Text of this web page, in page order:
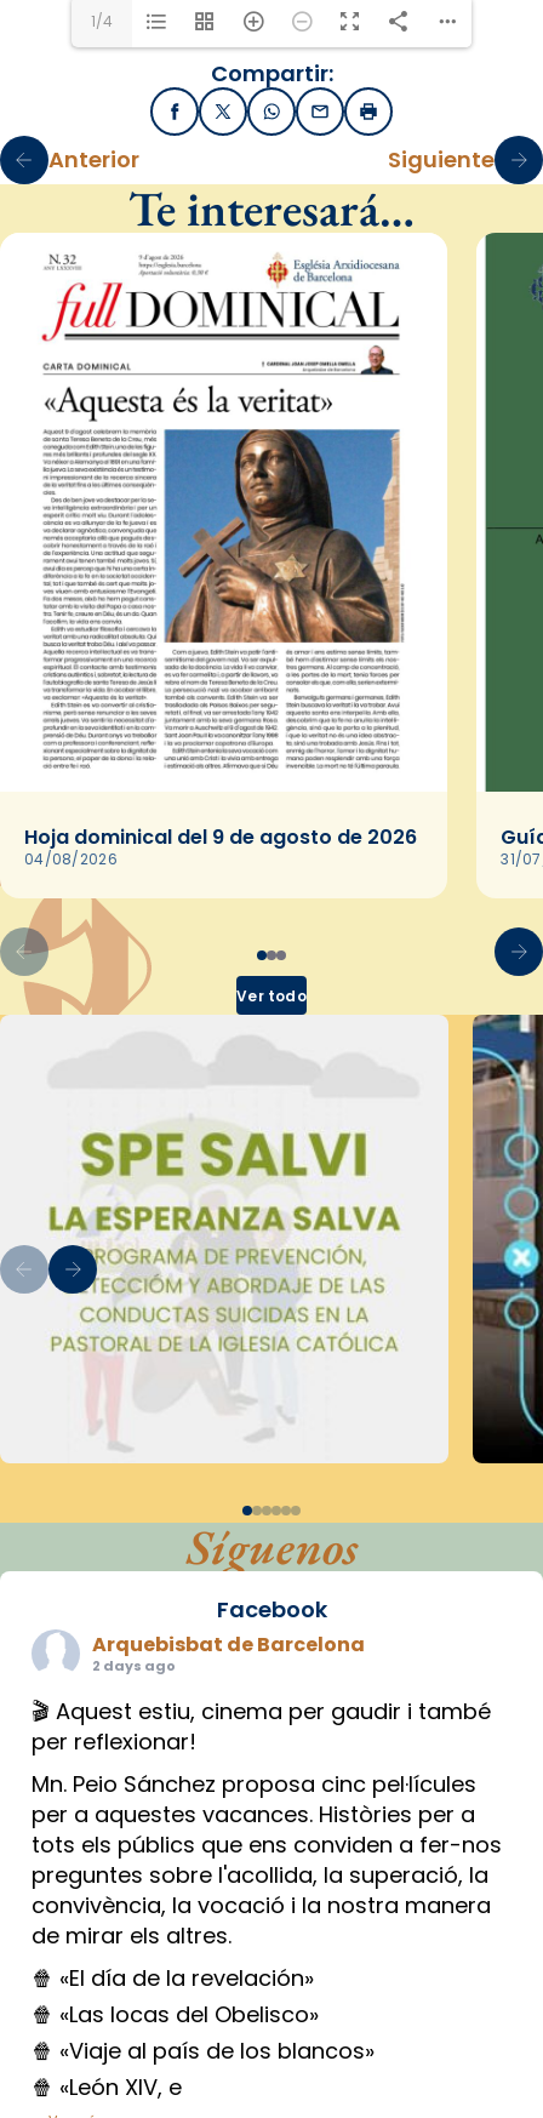
1/4
Compartir:
FacebookX / TwitterWhatsApp
EmailImprimir
Anterior Siguiente
Te interesará…
Hoja dominical del 9 de agosto de 2026
04/08/2026 31/
Ver todo
Síguenos
Facebook
Arquebisbat de Barcelona
2 days ago
🎬 Aquest estiu, cinema per gaudir i també
per reflexionar!
Mn. Peio Sánchez proposa cinc pel·lícules
per a aquestes vacances. Històries per a
tots els públics que ens conviden a fer-nos
preguntes sobre l'acollida, la superació, la
convivència, la vocació i la nostra manera
de mirar els altres.
🍿 «El día de la revelación»
🍿 «Las locas del Obelisco»
🍿 «Viaje al país de los blancos»
🍿 «León XIV, e